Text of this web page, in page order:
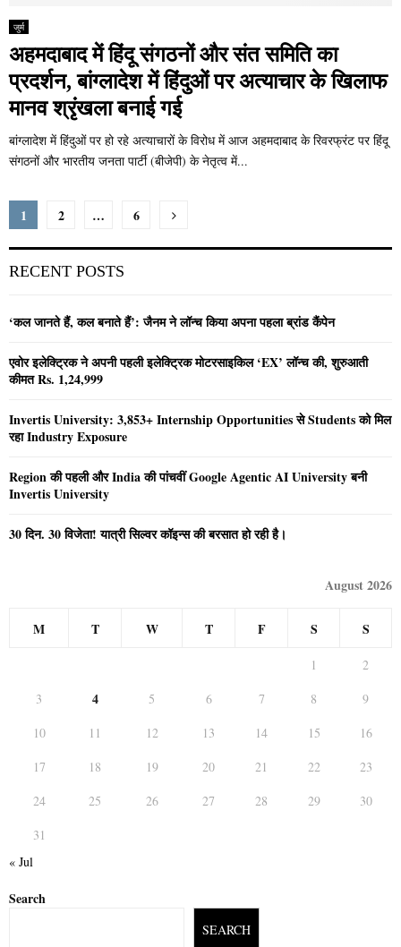
जुर्म
अहमदाबाद में हिंदू संगठनों और संत समिति का
प्रदर्शन, बांग्लादेश में हिंदुओं पर अत्याचार के खिलाफ
मानव श्रृंखला बनाई गई
बांग्लादेश में हिंदुओं पर हो रहे अत्याचारों के विरोध में आज अहमदाबाद के रिवरफ्रंट पर हिंदू
संगठनों और भारतीय जनता पार्टी (बीजेपी) के नेतृत्व में...
Posts
pagination
1 2 … 6
RECENT POSTS
‘कल जानते हैं, कल बनाते हैं’: जैनम ने लॉन्च किया अपना पहला ब्रांड कैंपेन
एवोर इलेक्ट्रिक ने अपनी पहली इलेक्ट्रिक मोटरसाइकिल ‘EX’ लॉन्च की, शुरुआती
कीमत Rs. 1,24,999
Invertis University: 3,853+ Internship Opportunities से Students को मिल
रहा Industry Exposure
Region की पहली और India की पांचवीं Google Agentic AI University बनी
Invertis University
30 दिन. 30 विजेता! यात्री सिल्वर कॉइन्स की बरसात हो रही है।
August 2026
M T W T F S S
1
2
3
4 5 6 7 8
9
10
11 12 13 14 15
16
17
18 19 20 21 22
23
24
25 26 27 28 29
30
31
« Jul
Search
SEARCH